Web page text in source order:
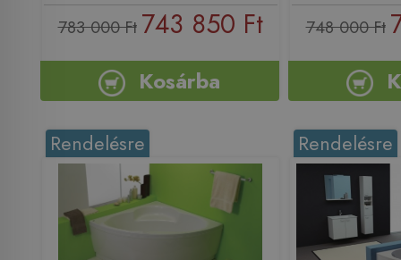
783 000 Ft 743 850 Ft
Kosárba
748 000 Ft
Rendelésre Rendelésre